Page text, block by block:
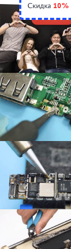
Скидка 10%